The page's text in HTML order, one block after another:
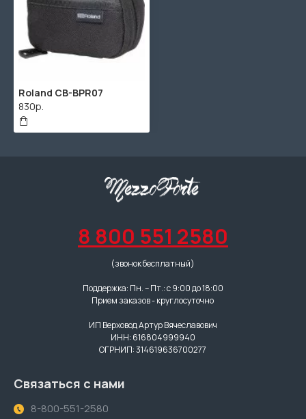
Roland CB-BPR07
830р.
8 800 551 2580
(звонок бесплатный)
Поддержка: Пн. – Пт.: с 9:00 до 18:00
Прием заказов - круглосуточно
ИП Верховод Артур Вячеславович
ИНН: 616804999940
ОГРНИП: 314619636700277
Связаться с нами
8-800-551-2580